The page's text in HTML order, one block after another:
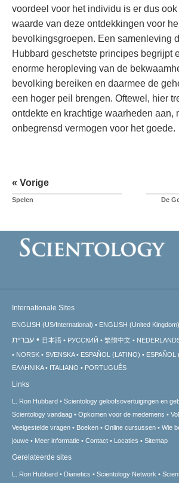
voordeel voor het individu is er dus
waarde van deze ontdekkingen voor
bevolkingsgroepen. Een samenleving
Hubbard geschetste principes begrijpt
enorme heropleving van de
bevolking bereiken en daarmee de
een hoger peil brengen. Oftewel, hier
ontdekte en krachtige waarheden aan,
onbegrensd vermogen voor het goede.
« Vorige
Spelen De
Internationale Sites
ENGLISH (US/International) ENGLISH (United Kingdom)
עברית 日本語 РУССКИЙ 繁體中文
NORSK
SVENSKA ESPAÑOL (LATINO)
ESPAÑOL
ΕΛΛΗΝΙΚA
ITALIANO PORTUGUÊS
Links
L. Ron Hubbard Scientology geloofsovertuigingen en
Scientology vandaag
Opkomen voor de medemens
Veelgestelde vragen
Boeken Online cursussen Wie
jouwe
Meer informatie Contact Locaties Sitemap
Gerelateerde sites
L. Ron Hubbard Dianetics Scientology Network